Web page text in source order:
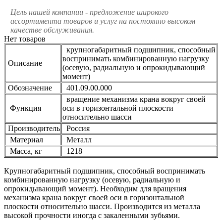
Цель нашей компании - предложение широкого
ассортимента товаров и услуг на постоянно высоком
качестве обслуживания.
Нет товаров
Описание
крупногабаритный подшипник, способный
воспринимать комбинированную нагрузку
(осевую, радиальную и опрокидывающий
момент)
Обозначение
401.09.00.000
Функция
вращение механизма крана вокруг своей
оси в горизонтальной плоскости
относительно шасси
Производитель
Россия
Материал
Металл
Масса, кг
1218
Крупногабаритный подшипник, способный воспринимать
комбинированную нагрузку (осевую, радиальную и
опрокидывающий момент). Необходим для вращения
механизма крана вокруг своей оси в горизонтальной
плоскости относительно шасси. Производится из металла
высокой прочности иногда с закаленными зубьями.